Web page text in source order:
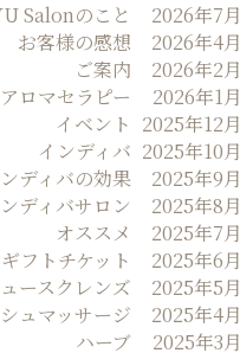
Salonのこと
お客様の感想
ご案内
アロマセラピー
イベント
インディバ
ディバの効果
ディバサロン
オススメ
ギフトチケット
ースクレンズ
ュマッサージ
ハーブ
2026年7月
2026年4月
2026年2月
2026年1月
2025年12月
2025年10月
2025年9月
2025年8月
2025年7月
2025年6月
2025年5月
2025年4月
2025年3月